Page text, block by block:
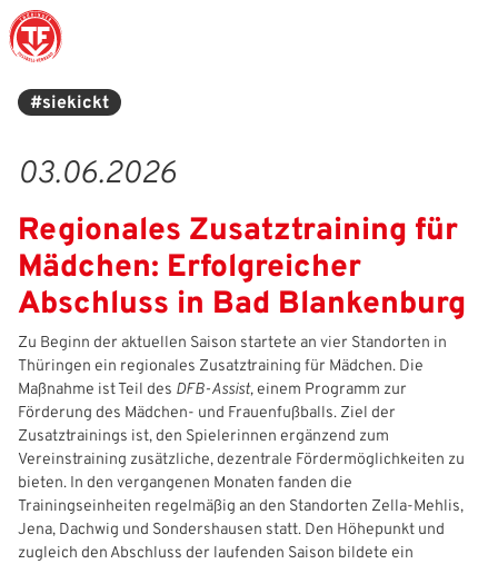
#siekickt
03.06.2026
Regionales Zusatztraining für
Mädchen: Erfolgreicher
Abschluss in Bad Blankenburg
Zu Beginn der aktuellen Saison startete an vier Standorten in
Thüringen ein regionales Zusatztraining für Mädchen. Die
Maßnahme ist Teil des DFB‑Assist,einem Programm zur
Förderung des Mädchen‑ und Frauenfußballs. Ziel der
Zusatztrainings ist, den Spielerinnen ergänzend zum
Vereinstraining zusätzliche, dezentrale Fördermöglichkeiten zu
bieten. In den vergangenen Monaten fanden die
Trainingseinheiten regelmäßig an den Standorten Zella‑Mehlis,
Jena, Dachwig und Sondershausen statt. Den Höhepunkt und
zugleich den Abschluss der laufenden Saison bildete ein
Geschäftsstelle
Chronik
Ehrentafel
Karriere
Partnerschaft
Mitgliedschaft
Sicherheit
Junioren
Juniorinnen
Kinderfußball
eSports
Schiedsrichter
Freizeit- und Breitensport
Eliteschulen
Erzieher und Lehrer
Veranstaltungskalender
DFB-Mobil
DFB-Masterplan
Vielfalt
Fair Play
Inklusion
Prävention
Schule und Kita
Kinder- und Jugendschutz
Newsletter
DFBnet
Passwesen
Vereinsangebote
Archiv
Downloads
Datenschutz